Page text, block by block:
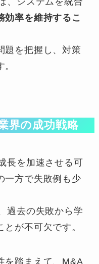
効率を維持するこ
題を把握し、対策
界の成功戦略
長を加速させる可
一方で失敗例も少
過去の失敗から学
が不可欠です。
を踏まえて、M&A